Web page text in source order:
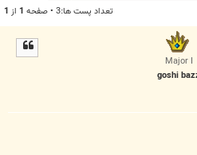
تعداد پست ها:3 • صفحه 1 از 1
Major I
goshi